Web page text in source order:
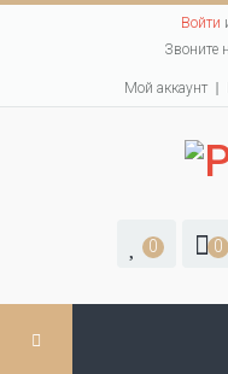
Войти
Звоните
Мой аккаунт
0 0